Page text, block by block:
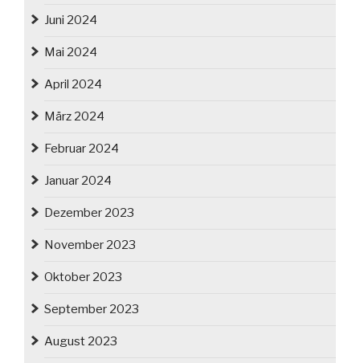
Juni 2024
Mai 2024
April 2024
März 2024
Februar 2024
Januar 2024
Dezember 2023
November 2023
Oktober 2023
September 2023
August 2023